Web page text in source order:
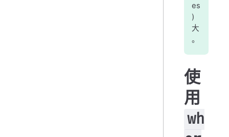
es
)
大
。
使
用
wh